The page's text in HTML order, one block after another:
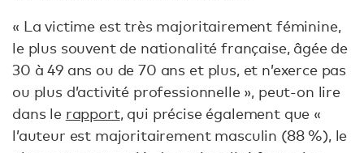
« La victime est très majoritairement féminine,
le plus souvent de nationalité française, âgée de
30 à 49 ans ou de 70 ans et plus, et n’exerce pas
ou plus d’activité professionnelle », peut-on lire
dans le rapport, qui précise également que «
l’auteur est majoritairement masculin (88 %), le